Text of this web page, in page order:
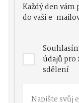
Každý den
do vaší e-
údajůpro
sdělení